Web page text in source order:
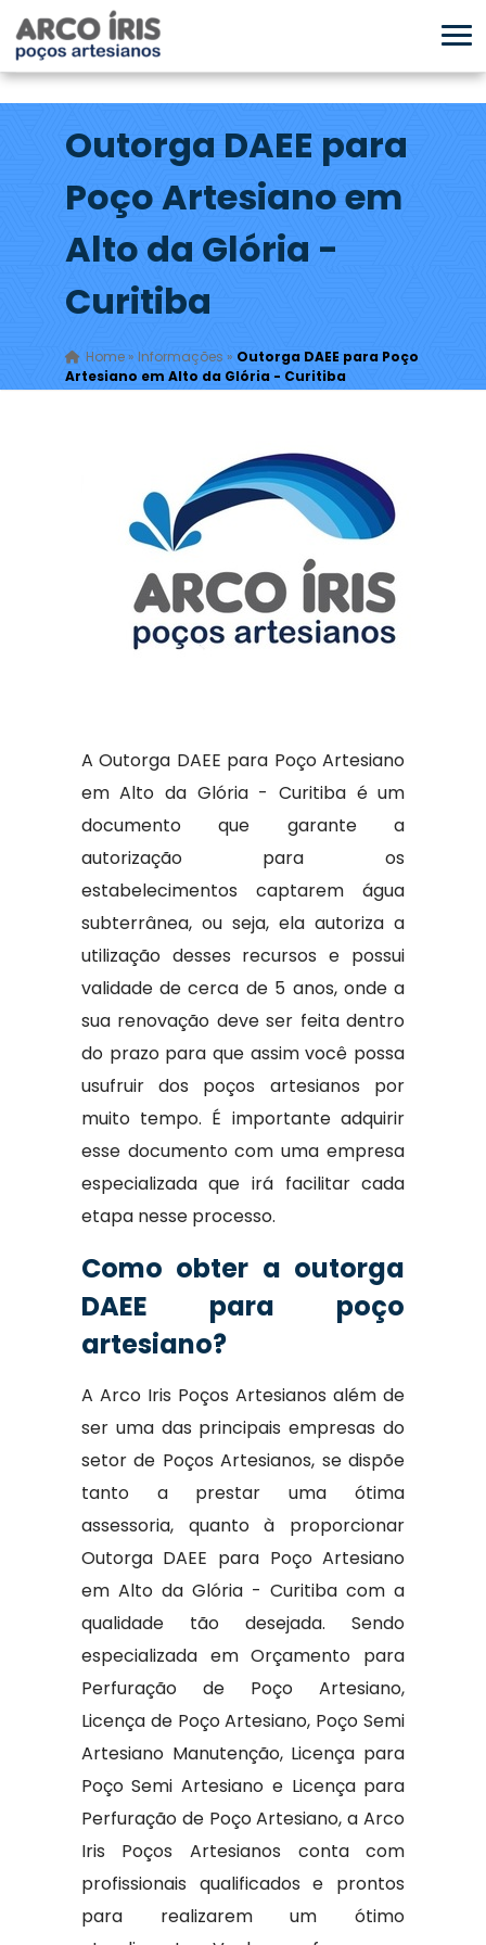
Outorga DAEE para
Poço Artesiano em
Alto da Glória -
Curitiba
Home» Informações » Outorga DAEE para Poço
Artesiano em Alto da Glória - Curitiba
A Outorga DAEE para Poço Artesiano
em Alto da Glória - Curitiba é um
documento que garante a
autorização para os
estabelecimentos captarem água
subterrânea, ou seja, ela autoriza a
utilização desses recursos e possui
validade de cerca de 5 anos, onde a
sua renovação deve ser feita dentro
do prazo para que assim você possa
usufruir dos poços artesianos por
muito tempo. É importante adquirir
esse documento com uma empresa
especializada que irá facilitar cada
etapa nesse processo.
Como obter a outorga
DAEE para poço
artesiano?
A Arco Iris Poços Artesianos além de
ser uma das principais empresas do
setor de Poços Artesianos, se dispõe
tanto a prestar uma ótima
assessoria, quanto à proporcionar
Outorga DAEE para Poço Artesiano
em Alto da Glória - Curitiba com a
qualidade tão desejada. Sendo
especializada em Orçamento para
Perfuração de Poço Artesiano,
Licença de Poço Artesiano, Poço Semi
Artesiano Manutenção, Licença para
Poço Semi Artesiano e Licença para
Perfuração de Poço Artesiano, a Arco
Iris Poços Artesianos conta com
profissionais qualificados e prontos
para realizarem um ótimo